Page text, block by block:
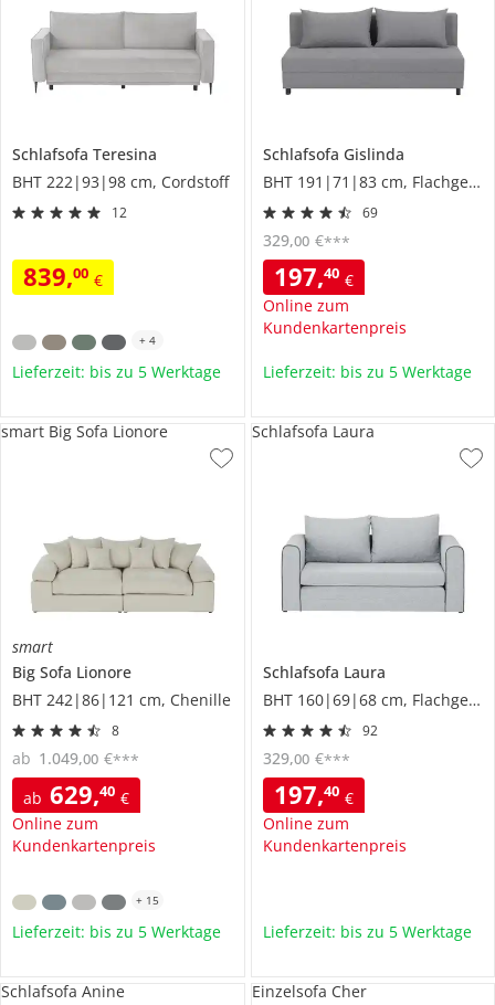
Schlafsofa Teresina
BHT 222|93|98 cm, Cordstoff
12
839,00 €
+ 4
Lieferzeit: bis zu 5 Werktage
Schlafsofa Gislinda
BHT 191|71|83 cm, Flachgewebe
69
197,40 €
Online zum
Kundenkartenpreis
329,00 €***
Lieferzeit: bis zu 5 Werktage
smart
Big Sofa Lionore
BHT 242|86|121 cm, Chenille
8
ab 629,40 €
Online zum
Kundenkartenpreis
ab 1.049,00 €***
smart Big Sofa Lionore
+ 15
Lieferzeit: bis zu 5 Werktage
Schlafsofa Laura
BHT 160|69|68 cm, Flachgewebe
92
197,40 €
Online zum
Kundenkartenpreis
329,00 €***
Schlafsofa Laura
Lieferzeit: bis zu 5 Werktage
Schlafsofa Anine Einzelsofa Cher